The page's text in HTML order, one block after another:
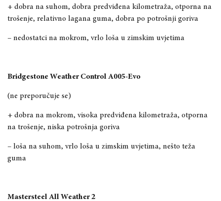
+ dobra na suhom, dobra predviđena kilometraža, otporna na
trošenje, relativno lagana guma, dobra po potrošnji goriva
– nedostatci na mokrom, vrlo loša u zimskim uvjetima
Bridgestone Weather Control A005-Evo
(ne preporučuje se)
+ dobra na mokrom, visoka predviđena kilometraža, otporna
na trošenje, niska potrošnja goriva
– loša na suhom, vrlo loša u zimskim uvjetima, nešto teža
guma
Mastersteel All Weather 2